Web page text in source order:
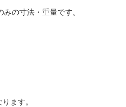
の寸法・重量です。
ます。